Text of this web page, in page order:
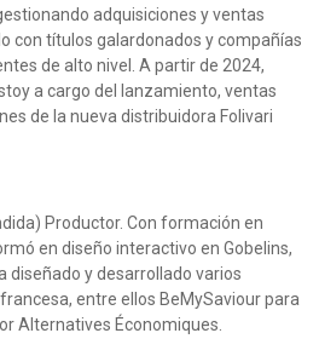
adquisiciones y ventas
con títulos galardonados y compañías
de alto nivel. A partir de 2024,
a cargo del lanzamiento, ventas
de la nueva distribuidora Folivari
Productor. Con formación en
en diseño interactivo en Gobelins,
diseñado y desarrollado varios
entre ellos BeMySaviour para
Alternatives Économiques.